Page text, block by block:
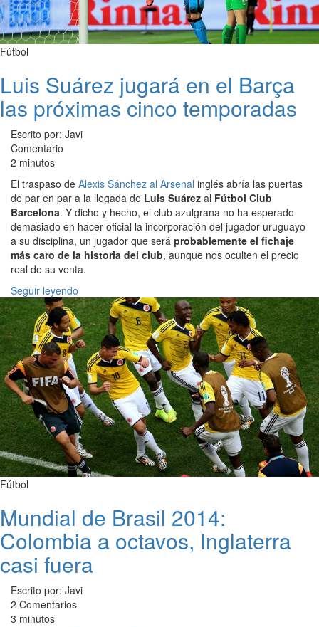
Fútbol
Luis Suárez jugará en el Barça
las próximas cinco temporadas
Escrito por: Javi
Comentario
2 minutos
El traspaso de Alexis Sánchez al Arsenal inglés abría las puertas
de par en par a la llegada de Luis Suárez al Fútbol Club
Barcelona. Y dicho y hecho, el club azulgrana no ha esperado
demasiado en hacer oficial la incorporación del jugador uruguayo
a su disciplina, un jugador que será probablemente el fichaje
más caro de la historia del club, aunque nos oculten el precio
real de su venta.
Seguir leyendo
Fútbol
Mundial de Brasil 2014:
Colombia a octavos, Inglaterra
casi fuera
Escrito por: Javi
2 Comentarios
3 minutos